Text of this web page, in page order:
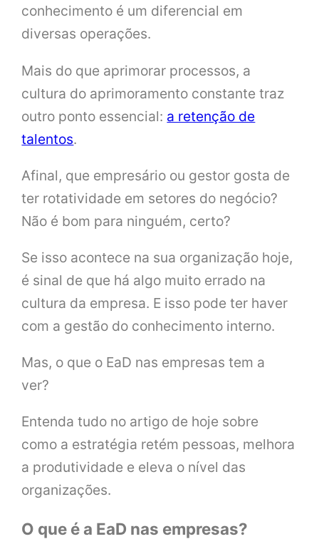
conhecimento é um diferencial em
diversas operações.
Mais do que aprimorar processos, a
cultura do aprimoramento constante traz
outro ponto essencial: a retenção de
talentos.
Afinal, que empresário ou gestor gosta de
ter rotatividade em setores do negócio?
Não é bom para ninguém, certo?
Se isso acontece na sua organização hoje,
é sinal de que há algo muito errado na
cultura da empresa. E isso pode ter haver
com a gestão do conhecimento interno.
Mas, o que o EaD nas empresas tem a
ver?
Entenda tudo no artigo de hoje sobre
como a estratégia retém pessoas, melhora
a produtividade e eleva o nível das
organizações.
O que é a EaD nas empresas?